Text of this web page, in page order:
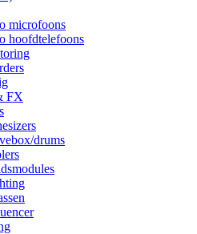
microfoons
hoofdtelefoons
FX
drums